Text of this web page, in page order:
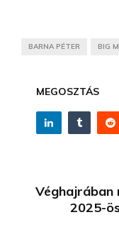
BARNA PÉTER BIG
MEGOSZTÁS
Véghajrában
2025-